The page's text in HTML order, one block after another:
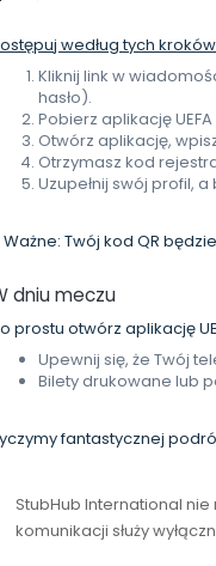
według tych kroków
Kliknij link w
hasło).
Pobierz aplikację
Otwórz aplikację,
Otrzymasz kod
Uzupełnij swój profil,
Ważne: Twój kod QR
dniu meczu
prostu otwórz aplikację
Upewnij się, że Twój
Bilety drukowane lub
fantastycznej
StubHub International
komunikacji służy